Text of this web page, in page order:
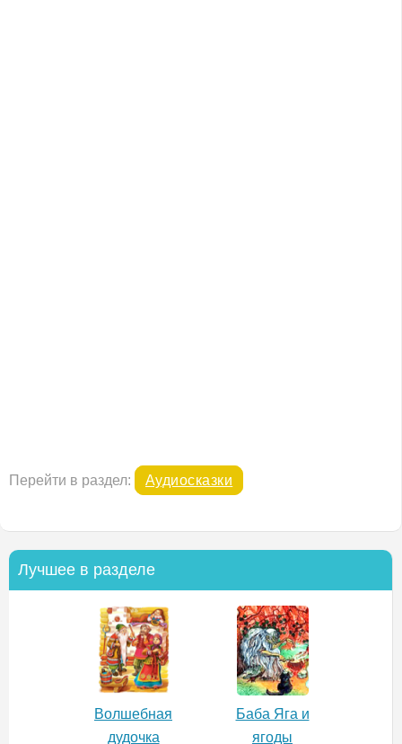
Перейти в раздел: Аудиосказки
Лучшее в разделе
Волшебная
дудочка
Баба Яга и
ягоды